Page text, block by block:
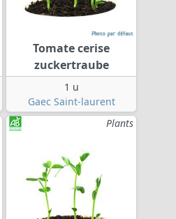
Tomate cerise
zuckertraube
1 u
Gaec Saint-laurent
Plants